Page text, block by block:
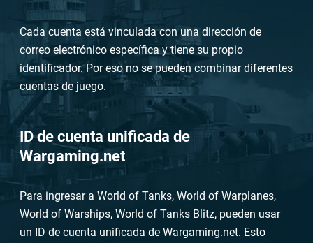
Cada cuenta está vinculada con una dirección de
correo electrónico específica y tiene su propio
identificador. Por eso no se pueden combinar diferentes
cuentas de juego.
ID de cuenta unificada de
Wargaming.net
Para ingresar a World of Tanks, World of Warplanes,
World of Warships, World of Tanks Blitz, pueden usar
un ID de cuenta unificada de Wargaming.net. Esto